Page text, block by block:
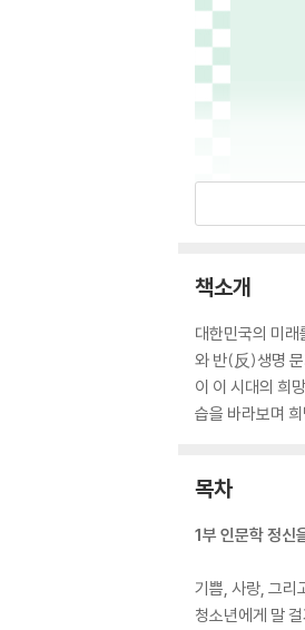
책소개
대한민국의 미래
와 반(反)생명 문
이 이 시대의 희
습을 바라보며
목차
1부 인문학 정신
기쁨, 사랑, 그리
청소년에게 말